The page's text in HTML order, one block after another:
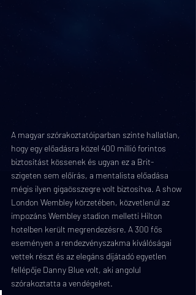
A magyar szórakoztatóiparban szinte hallatlan,
hogy egy előadásra közel 400 millió forintos
biztosítást kössenek és ugyan ez a Brit-
szigeten sem előírás, a mentalista előadása
mégis ilyen gigaösszegre volt biztosítva. A show
London Wembley körzetében, közvetlenül az
impozáns Wembley stadion melletti Hilton
hotelben került megrendezésre. A 300 fős
eseményen a rendezvényszakma kíválóságai
vettek részt és az elegáns díjátadó egyetlen
fellépője Danny Blue volt, aki angolul
szórakoztatta a vendégeket.